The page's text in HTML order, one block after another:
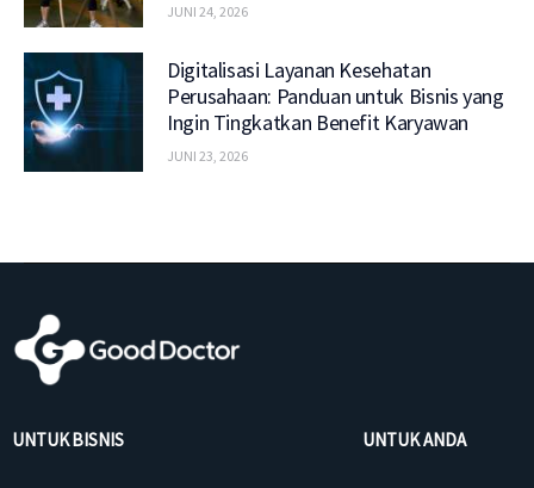
JUNI 24, 2026
Digitalisasi Layanan Kesehatan
Perusahaan: Panduan untuk Bisnis yang
Ingin Tingkatkan Benefit Karyawan
JUNI 23, 2026
UNTUK BISNIS UNTUK ANDA